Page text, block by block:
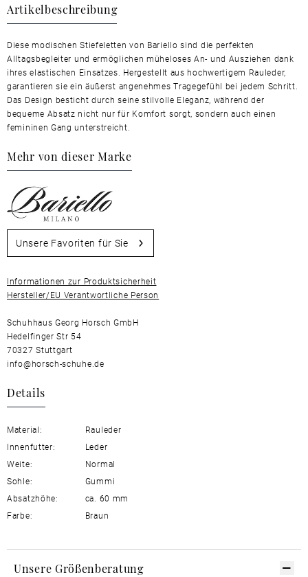
Artikelbeschreibung
Diese modischen Stiefeletten von Bariello sind die perfekten
Alltagsbegleiter und ermöglichen müheloses An- und Ausziehen dank
ihres elastischen Einsatzes. Hergestellt aus hochwertigem Rauleder,
garantieren sie ein äußerst angenehmes Tragegefühl bei jedem Schritt.
Das Design besticht durch seine stilvolle Eleganz, während der
bequeme Absatz nicht nur für Komfort sorgt, sondern auch einen
femininen Gang unterstreicht.
Mehr von dieser Marke
Unsere Favoriten für Sie
Informationen zur Produktsicherheit
Hersteller/EU Verantwortliche Person
Schuhhaus Georg Horsch GmbH
Hedelfinger Str 54
70327 Stuttgart
info@horsch-schuhe.de
Details
Material:
Rauleder
Innenfutter:
Leder
Weite:
Normal
Sohle:
Gummi
Absatzhöhe:
ca. 60 mm
Farbe:
Braun
Unsere Größenberatung